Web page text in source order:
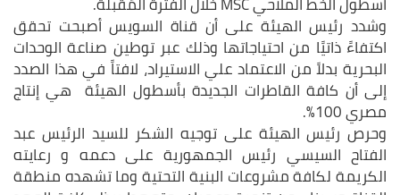
وشدد رئيس الهيئة على أن قناة السويس أصبحت تحقق
اكتفاءً ذاتيًا من احتياجاتها وذلك عبر توطين صناعة الوحدات
البحرية بدلاً من الاعتماد علي الاستيراد، لافتاً في هذا الصدد
إلى أن كافة القاطرات الجديدة بأسطول الهيئة هي إنتاج
مصري 100%.
وحرص رئيس الهيئة على توجيه الشكر للسيد الرئيس عبد
الفتاح السيسي رئيس الجمهورية على دعمه و رعايته
الكريمة لكافة مشروعات البنية التحتية وما تشهده منطقة